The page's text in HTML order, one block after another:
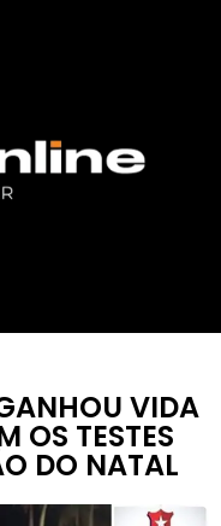
VIDA
OS TESTES
DO NATAL